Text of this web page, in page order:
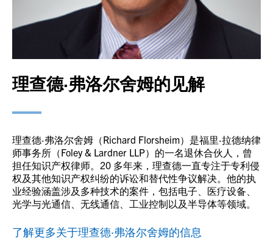
理查德·弗洛尔舍姆的见解
理查德·弗洛尔舍姆（Richard Florsheim）是福里·拉德纳律
师事务所（Foley & Lardner LLP）的一名退休合伙人，曾
担任知识产权律师。20 多年来，理查德一直专注于专利侵
权及其他知识产权纠纷的诉讼和替代性争议解决。他的执
业经验涵盖涉及多种技术的案件，包括电子、医疗设备、
光学与光通信、无线通信、工业控制以及半导体等领域。
了解更多关于理查德·弗洛尔舍姆的信息